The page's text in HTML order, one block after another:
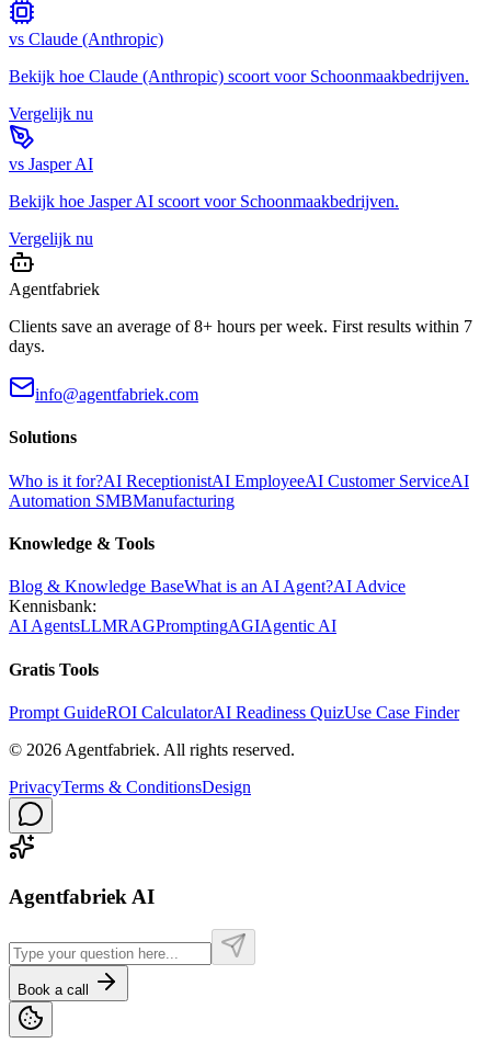
vs Claude (Anthropic)
Bekijk hoe Claude (Anthropic) scoort voor Schoonmaakbedrijven.
Vergelijk nu
vs Jasper AI
Bekijk hoe Jasper AI scoort voor Schoonmaakbedrijven.
Vergelijk nu
Agentfabriek
Clients save an average of 8+ hours per week. First results within 7
days.
info@agentfabriek.com
Solutions
Who is it for?AI ReceptionistAI EmployeeAI Customer ServiceAI
Automation SMBManufacturing
Knowledge & Tools
Blog & Knowledge BaseWhat is an AI Agent?AI Advice
Kennisbank:
AI AgentsLLMRAGPromptingAGIAgentic AI
Gratis Tools
Prompt GuideROI CalculatorAI Readiness QuizUse Case Finder
© 2026 Agentfabriek. All rights reserved.
PrivacyTerms & ConditionsDesign
Agentfabriek AI
Book a call